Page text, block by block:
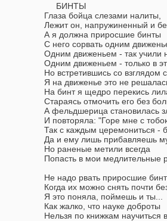
БИНТЫ
Глаза бойца слезами налиты,
Лежит он, напружиненный и
А я должна приросшие бинты
С него сорвать одним
Одним движеньем - так учили
Одним движеньем - только в
Но встретившись со взглядом
Я на движенье это не
На бинт я щедро перекись
Стараясь отмочить его без
А фельдшерица становилась
И повторяла: "Горе мне с
Так с каждым церемониться -
Да и ему лишь прибавляешь
Но раненые метили всегда
Попасть в мои медлительные
Не надо рвать приросшие
Когда их можно снять почти
Я это поняла, поймешь и ты...
Как жалко, что науке доброты
Нельзя по книжкам научиться